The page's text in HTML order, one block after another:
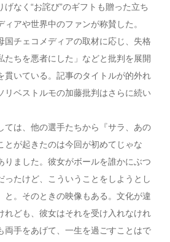
なく“お詫び”のギフトも贈った立ち
アや世界中のファンが称賛した。
チェコメディアの取材に応じ、失格
たちを悪者にした」などと批判を展開
貫いている。記事のタイトルが的外れ
リベストルモの加藤批判はさらに続い
ては、他の選手たちから『サラ、あの
とが起きたのは今回が初めてじゃな
りました。彼女がボールを誰かにぶつ
ったけど、こういうことをしようとし
と。そのときの映像もある。文化が違
れども、彼女はそれを受け入れなけれ
両手をあげて、一生を過ごすことはで